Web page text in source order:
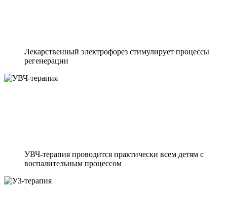
Лекарственный электрофорез стимулирует процессы
регенерации
УВЧ-терапия проводится практически всем детям с
воспалительным процессом